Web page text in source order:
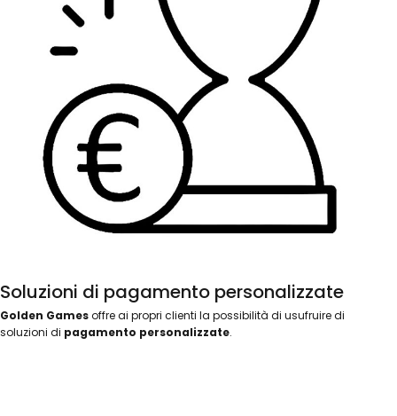
Soluzioni di pagamento personalizzate
Golden Gamesoffre ai propri clienti la possibilità di usufruire di
soluzioni di pagamento personalizzate.